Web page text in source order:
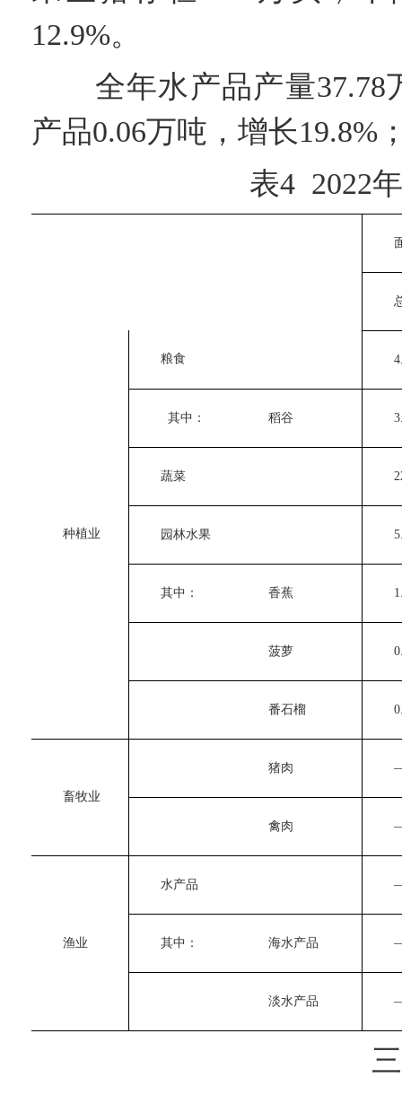
12.9%。
全年水产品产量37.78
产品0.06万吨，增长19.8%
表4 2022年
面
总
种植业
粮食
其中： 稻谷
蔬菜
园林水果
其中： 香蕉
菠萝
番石榴
畜牧业
猪肉
禽肉
渔业
水产品
其中： 海水产品
淡水产品
三